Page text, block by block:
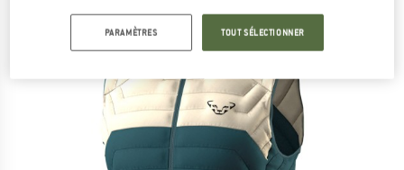
PARAMÈTRES TOUT SÉLECTIONNER